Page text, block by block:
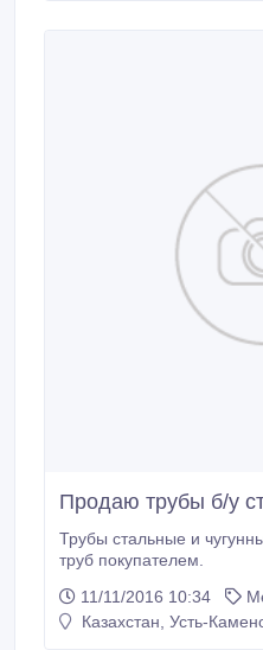
Продаю трубы б/у
Трубы стальные и чугунные б/у , более 2 тн. Вывоз
труб покупателем.
11/11/2016 10:34
Казахстан, Усть-